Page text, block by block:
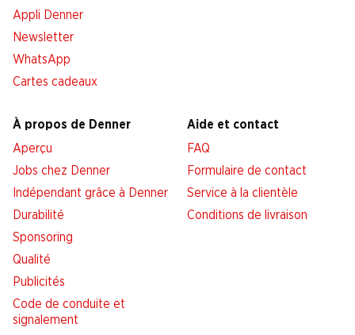
Appli Denner
Newsletter
WhatsApp
Cartes cadeaux
À propos de Denner
Aperçu
Jobs chez Denner
Indépendant grâce à Denner
Durabilité
Sponsoring
Qualité
Publicités
Code de conduite et
signalement
Aide et contact
FAQ
Formulaire de contact
Service à la clientèle
Conditions de livraison